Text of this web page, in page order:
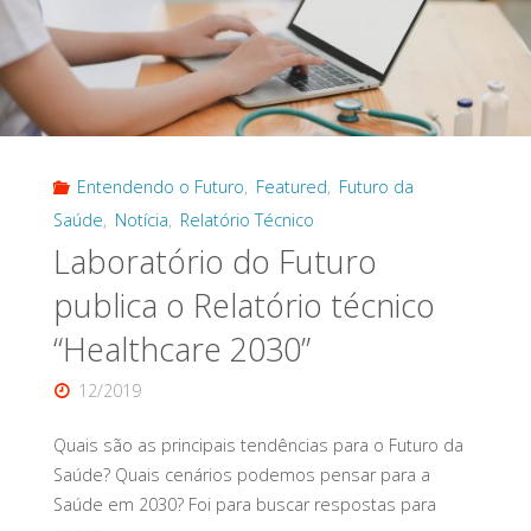
Entendendo o Futuro, Featured, Futuro da
Saúde, Notícia, Relatório Técnico
Laboratório do Futuro
publica o Relatório técnico
“Healthcare 2030”
12/2019
Quais são as principais tendências para o Futuro da
Saúde? Quais cenários podemos pensar para a
Saúde em 2030? Foi para buscar respostas para